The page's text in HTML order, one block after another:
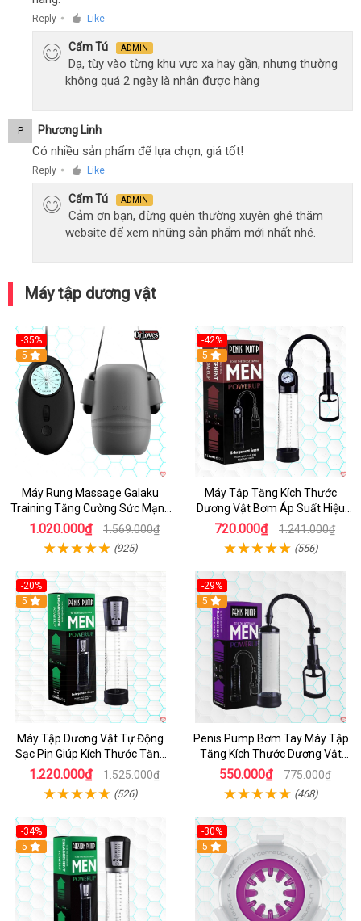
Reply ● Like
Cẩm Tú ADMIN
Dạ, tùy vào từng khu vực xa hay gần, nhưng thường
không quá 2 ngày là nhận được hàng
P Phương Linh
Có nhiều sản phẩm để lựa chọn, giá tốt!
Reply ● Like
Cẩm Tú ADMIN
Cảm ơn bạn, đừng quên thường xuyên ghé thăm
website để xem những sản phẩm mới nhất nhé.
Máy tập dương vật
-35%
Hot
5
Máy Rung Massage Galaku
Training Tăng Cường Sức Mạnh
Dương Vật
1.020.000₫ 1.569.000₫
(925)
-42%
5
Máy Tập Tăng Kích Thước
Dương Vật Bơm Áp Suất Hiệu
Quả
720.000₫ 1.241.000₫
(556)
-20%
5
Máy Tập Dương Vật Tự Động
Sạc Pin Giúp Kích Thước Tăng
Nhanh
1.220.000₫ 1.525.000₫
(526)
-29%
5
Penis Pump Bơm Tay Máy Tập
Tăng Kích Thước Dương Vật
Hiệu Quả
550.000₫ 775.000₫
(468)
-34%
Hot
5
-30%
5